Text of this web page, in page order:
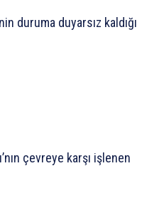
duruma duyarsız kaldığı
çevreye karşı işlenen